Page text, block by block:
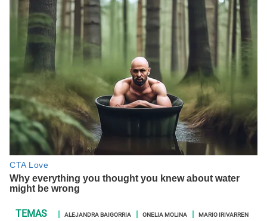
ALEJANDRA BAIGORRIA ONELIA MOLINA
MARIO IRIVARREN